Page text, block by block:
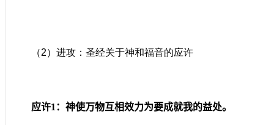
（2）进攻：圣经关于神和福音的应许
应许1 ：神使万物互相效力为要成就我的益处。